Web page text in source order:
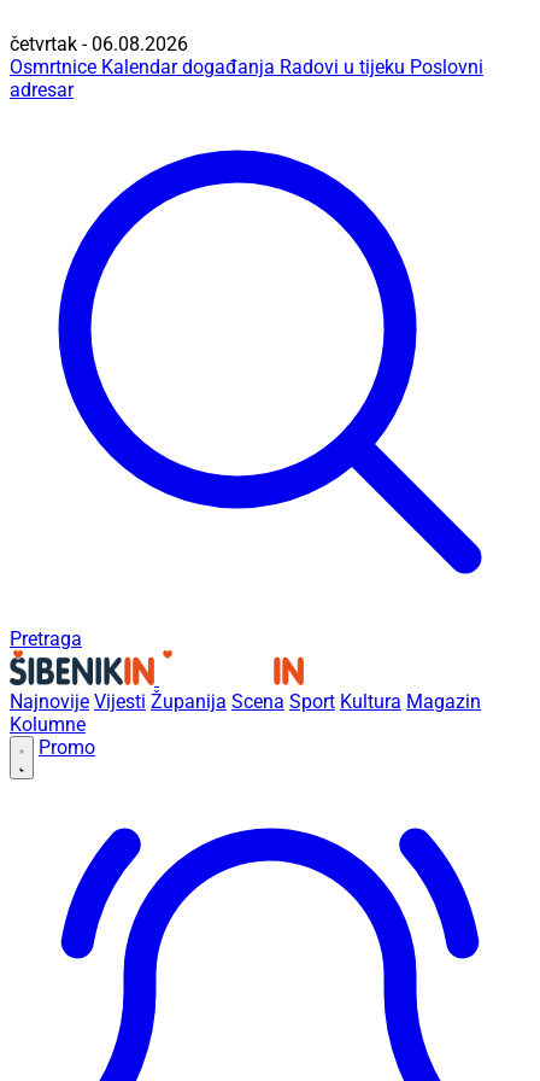
četvrtak - 06.08.2026
Osmrtnice Kalendar događanja Radovi u tijeku Poslovni
adresar
Pretraga
Najnovije Vijesti Županija Scena Sport Kultura Magazin
Kolumne
Promo